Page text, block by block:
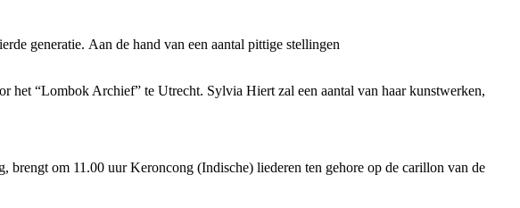
generatie. Aan de hand van een aantal pittige stellingen
het “Lombok Archief” te Utrecht. Sylvia Hiert zal een aantal van haar kunstwerken,
brengt om 11.00 uur Keroncong (Indische) liederen ten gehore op de carillon van de